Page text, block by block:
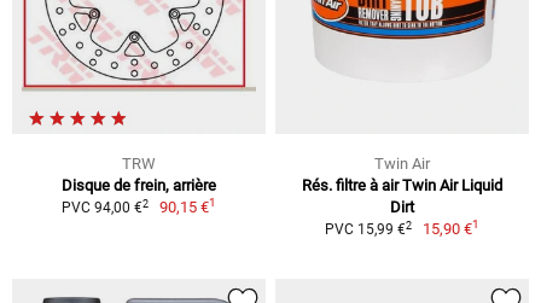
TRW
Disque de frein, arrière
PVC 94,00 €2 90,15 €1
Twin Air
Rés. filtre à air Twin Air Liquid
Dirt
PVC 15,99 €2 15,90 €1